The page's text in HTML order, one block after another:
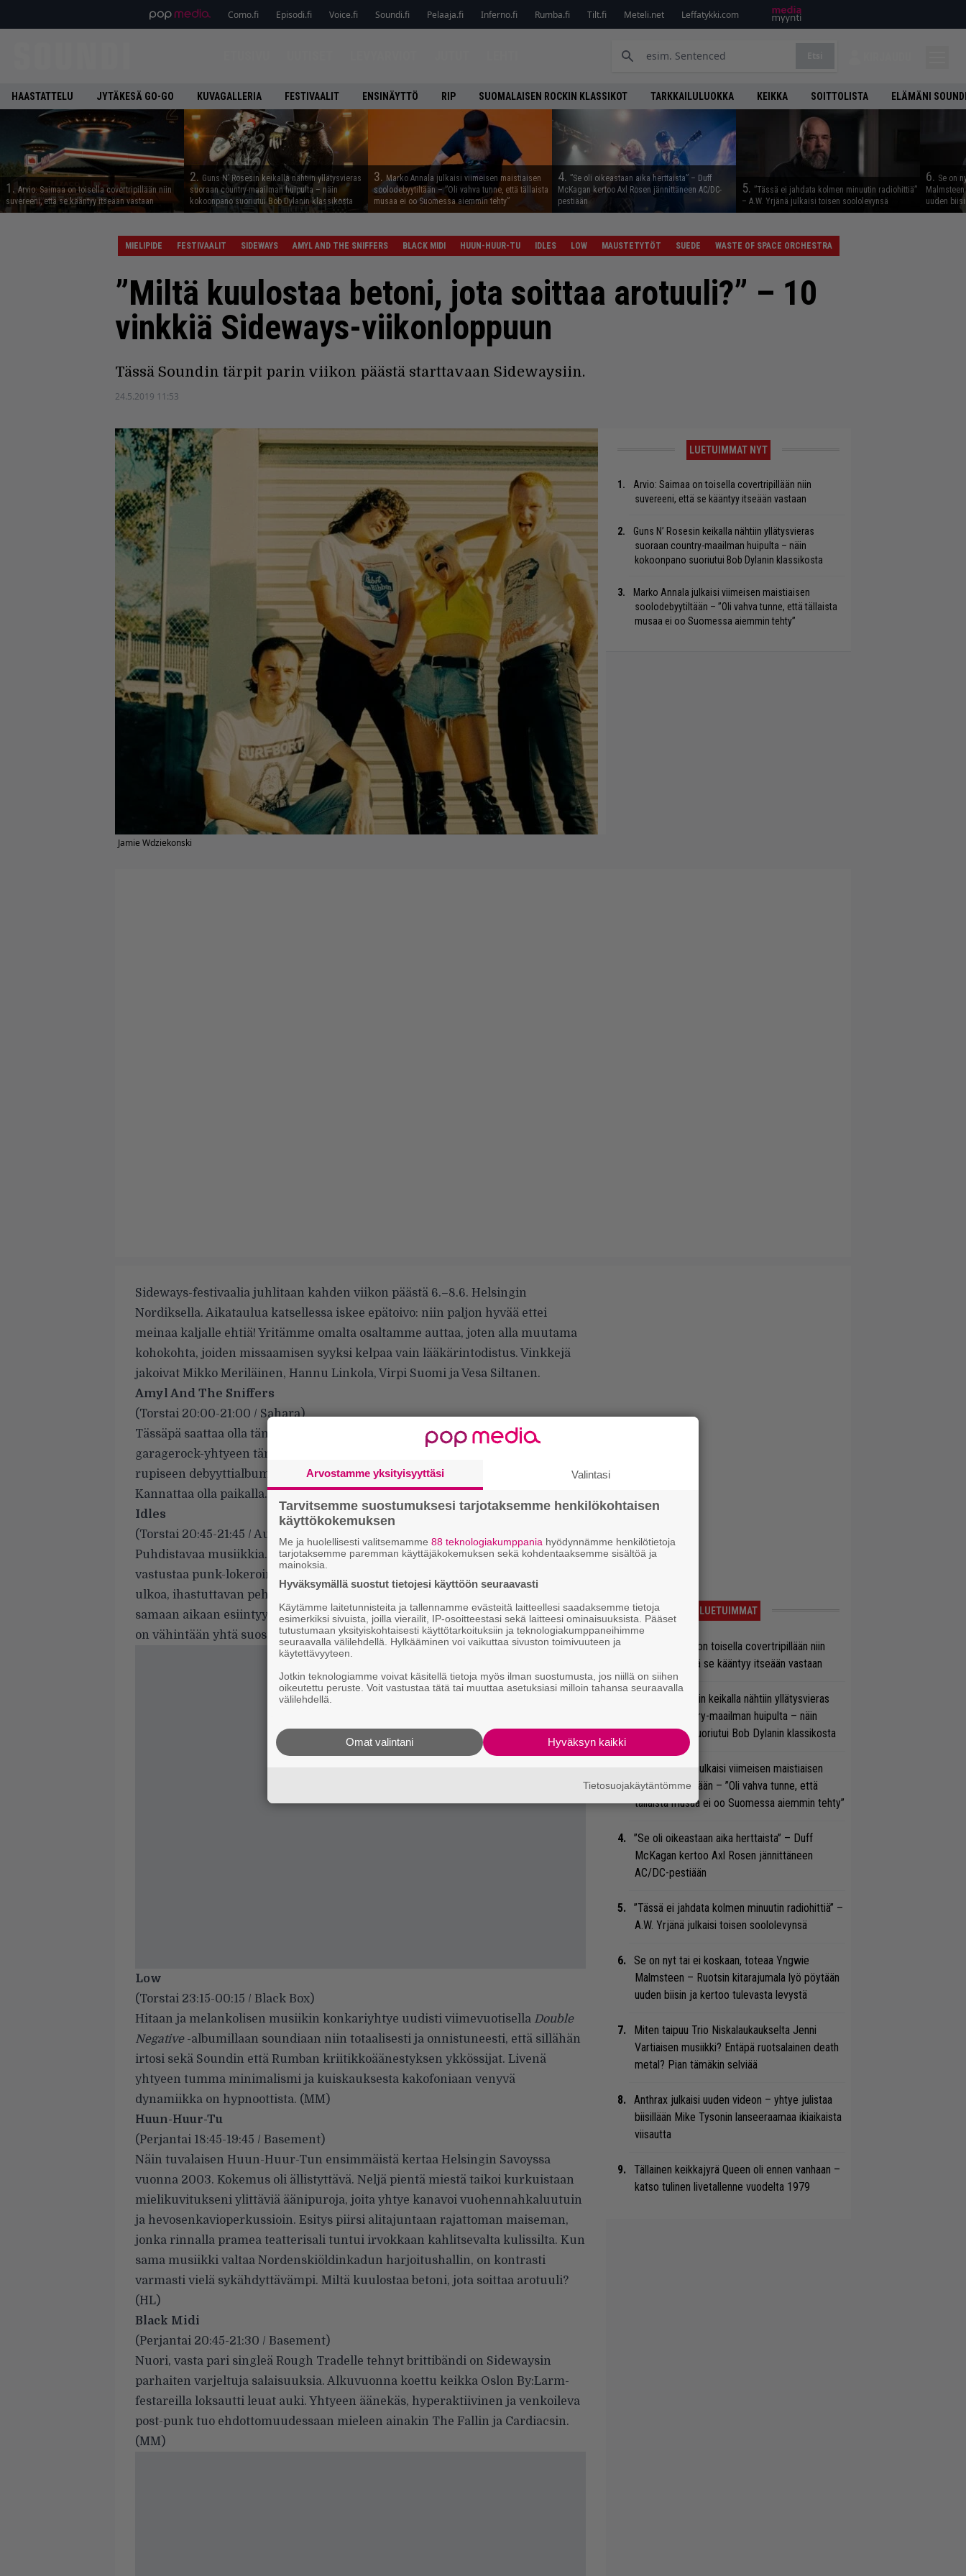
Como.fi Episodi.fi Voice.fi Soundi.fi Pelaaja.fi Inferno.fi Rumba.fi Tilt.fi Meteli.net Leffatykki.com
HAASTATTELU JYTÄKESÄ GO-GO KUVAGALLERIA FESTIVAALIT ENSINÄYTTÖ RIP SUOMALAISEN ROCKIN KLASSIKOT TARKKAILULUOKKA KEIKKA SOITTOLISTA ELÄMÄNI
1. Arvio: Saimaa on toisella covertripillään niin
suvereeni, että se kääntyy itseään vastaan
2. Guns N’ Rosesin keikalla nähtiin yllätysvieras
suoraan country-maailman huipulta – näin
kokoonpano suoriutui Bob Dylanin klassikosta
3. Marko Annala julkaisi viimeisen maistiaisen
soolodebyytiltään – ”Oli vahva tunne, että tällaista
musaa ei oo Suomessa aiemmin tehty”
4. ”Se oli oikeastaan aika herttaista” – Duff
McKagan kertoo Axl Rosen jännittäneen AC/DC-
pestiään
5. ”Tässä ei jahdata kolmen minuutin radiohittiä”
– A.W. Yrjänä julkaisi toisen soololevynsä
6. Se on
uuden
MIELIPIDE FESTIVAALIT SIDEWAYS AMYL AND THE SNIFFERS BLACK MIDI HUUN-HUUR-TU IDLES LOW MAUSTETYTÖT SUEDE WASTE OF SPACE ORCHESTRA
”Miltä kuulostaa betoni, jota soittaa arotuuli?” – 10
vinkkiä Sideways-viikonloppuun
Tässä Soundin tärpit parin viikon päästä starttavaan Sidewaysiin.
24.5.2019 11:53
Jamie Wdziekonski
LUETUIMMAT NYT
Arvio: Saimaa on toisella covertripillään niin
suvereeni, että se kääntyy itseään vastaan
Guns N’ Rosesin keikalla nähtiin yllätysvieras
suoraan country-maailman huipulta – näin
kokoonpano suoriutui Bob Dylanin klassikosta
Marko Annala julkaisi viimeisen maistiaisen
soolodebyytiltään – ”Oli vahva tunne, että tällaista
musaa ei oo Suomessa aiemmin tehty”
Sideways-festivaalia juhlitaan kahden viikon päästä 6.–8.6. Helsingin
Nordiksella. Aikataulua katsellessa iskee epätoivo: niin paljon hyvää ettei
meinaa kaljalle ehtiä! Yritämme omalta osaltamme auttaa, joten alla muutama
kohokohta, joiden missaamisen syyksi kelpaa vain lääkärintodistus. Vinkkejä
jakoivat Mikko Meriläinen, Hannu Linkola, Virpi Suomi ja Vesa Siltanen.
Amyl And The Sniffers
(Torstai 20:00-21:00 / Sahara)
Tässäpä saattaa olla tämän kesän kovin rock-keikka. Ainakin jos australialaisen
garagerock-yhtyeen tänään ilmestyneeseen, konstailemattoman energiseen ja
rupiseen debyyttialbumiin sekä riehakkaisiin Youtube-pätkiin on uskominen.
Kannattaa olla paikalla. (MM)
Idles
(Torstai 20:45-21:45 / Aurora)
Puhdistavaa musiikkia. Brittiläinen punkbändi (tosin laulaja Joe Talbot
vastustaa punk-lokerointia viimeiseen asti) Idles on mahtavan äänekäs ja kova
ulkoa, ihastuttavan pehmeä ja humaani sisältä. Harmillinen päällekkäisyys:
samaan aikaan esiintyy brittiräppäri/spoken word -artistiKate Tempest, joka
on vähintään yhtä suositeltava. (MM)
Low
(Torstai 23:15-00:15 / Black Box)
Hitaan ja melankolisen musiikin konkariyhtye uudisti viimevuotisella Double
Negative-albumillaan soundiaan niin totaalisesti ja onnistuneesti, että sillähän
irtosi sekä Soundin että Rumban kriitikkoäänestyksen ykkössijat. Livenä
yhtyeen tumma minimalismi ja kuiskauksesta kakofoniaan venyvä
dynamiikka on hypnoottista. (MM)
Huun-Huur-Tu
(Perjantai 18:45-19:45 / Basement)
Näin tuvalaisen Huun-Huur-Tun ensimmäistä kertaa Helsingin Savoyssa
vuonna 2003. Kokemus oli ällistyttävä. Neljä pientä miestä taikoi kurkuistaan
mielikuvitukseni ylittäviä äänipuroja, joita yhtye kanavoi vuohennahkaluutuin
ja hevosenkavioperkussioin. Esitys piirsi alitajuntaan rajattoman maiseman,
jonka rinnalla pramea teatterisali tuntui irvokkaan kahlitsevalta kulissilta. Kun
sama musiikki valtaa Nordenskiöldinkadun harjoitushallin, on kontrasti
varmasti vielä sykähdyttävämpi. Miltä kuulostaa betoni, jota soittaa arotuuli?
(HL)
Black Midi
(Perjantai 20:45-21:30 / Basement)
Nuori, vasta pari singleä Rough Tradelle tehnyt brittibändi on Sidewaysin
parhaiten varjeltuja salaisuuksia. Alkuvuonna koettu keikka Oslon By:Larm-
festareilla loksautti leuat auki. Yhtyeen äänekäs, hyperaktiivinen ja venkoileva
post-punk tuo ehdottomuudessaan mieleen ainakin The Fallin ja Cardiacsin.
(MM)
LUETUIMMAT
Arvio: Saimaa on toisella covertripillään niin
suvereeni, että se kääntyy itseään vastaan
Guns N’ Rosesin keikalla nähtiin yllätysvieras
suoraan country-maailman huipulta – näin
kokoonpano suoriutui Bob Dylanin klassikosta
Marko Annala julkaisi viimeisen maistiaisen
soolodebyytiltään – ”Oli vahva tunne, että
tällaista musaa ei oo Suomessa aiemmin tehty”
”Se oli oikeastaan aika herttaista” – Duff
McKagan kertoo Axl Rosen jännittäneen
AC/DC-pestiään
”Tässä ei jahdata kolmen minuutin radiohittiä” –
A.W. Yrjänä julkaisi toisen soololevynsä
Se on nyt tai ei koskaan, toteaa Yngwie
Malmsteen – Ruotsin kitarajumala lyö pöytään
uuden biisin ja kertoo tulevasta levystä
Miten taipuu Trio Niskalaukaukselta Jenni
Vartiaisen musiikki? Entäpä ruotsalainen death
metal? Pian tämäkin selviää
Anthrax julkaisi uuden videon – yhtye julistaa
biisillään Mike Tysonin lanseeraamaa ikiaikaista
viisautta
Tällainen keikkajyrä Queen oli ennen vanhaan –
katso tulinen livetallenne vuodelta 1979
Arvostamme yksityisyyttäsi Valintasi
Tarvitsemme suostumuksesi tarjotaksemme henkilökohtaisen
käyttökokemuksen
Me ja huolellisesti valitsemamme 88 teknologiakumppania hyödynnämme henkilötietoja
tarjotaksemme paremman käyttäjäkokemuksen sekä kohdentaaksemme sisältöä ja
mainoksia.
Hyväksymällä suostut tietojesi käyttöön seuraavasti
Käytämme laitetunnisteita ja tallennamme evästeitä laitteellesi saadaksemme tietoja
esimerkiksi sivuista, joilla vierailit, IP-osoitteestasi sekä laitteesi ominaisuuksista. Pääset
tutustumaan yksityiskohtaisesti käyttötarkoituksiin ja teknologiakumppaneihimme
seuraavalla välilehdellä. Hylkääminen voi vaikuttaa sivuston toimivuuteen ja
käytettävyyteen.
Jotkin teknologiamme voivat käsitellä tietoja myös ilman suostumusta, jos niillä on siihen
oikeutettu peruste. Voit vastustaa tätä tai muuttaa asetuksiasi milloin tahansa seuraavalla
välilehdellä.
Hyväksyn kaikki
Omat valintani
Tietosuojakäytäntömme